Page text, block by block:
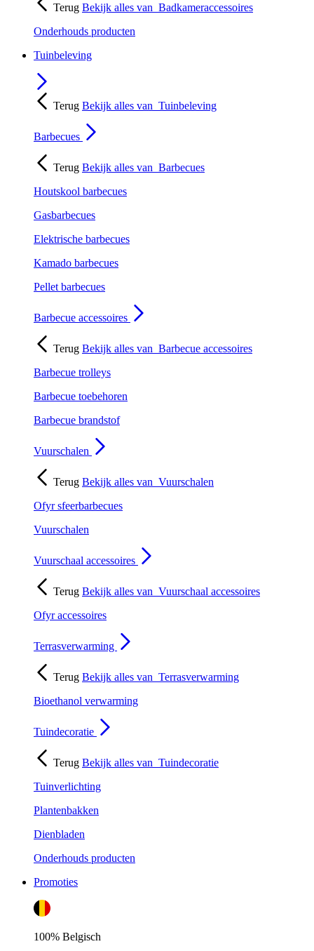
Terug Bekijk alles van Badkameraccessoires
Onderhouds producten
Tuinbeleving
Terug Bekijk alles van Tuinbeleving
Barbecues
Terug Bekijk alles van Barbecues
Houtskool barbecues
Gasbarbecues
Elektrische barbecues
Kamado barbecues
Pellet barbecues
Barbecue accessoires
Terug Bekijk alles van Barbecue accessoires
Barbecue trolleys
Barbecue toebehoren
Barbecue brandstof
Vuurschalen
Terug Bekijk alles van Vuurschalen
Ofyr sfeerbarbecues
Vuurschalen
Vuurschaal accessoires
Terug Bekijk alles van Vuurschaal accessoires
Ofyr accessoires
Terrasverwarming
Terug Bekijk alles van Terrasverwarming
Bioethanol verwarming
Tuindecoratie
Terug Bekijk alles van Tuindecoratie
Tuinverlichting
Plantenbakken
Dienbladen
Onderhouds producten
Promoties
100% Belgisch